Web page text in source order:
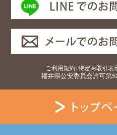
ご利用規約| 特定商取引表
福井県公安委員会許可第